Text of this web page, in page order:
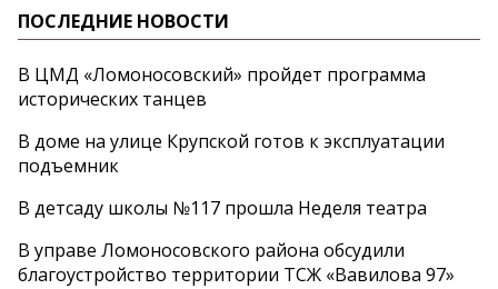
ПОСЛЕДНИЕ НОВОСТИ
В ЦМД «Ломоносовский» пройдет программа
исторических танцев
В доме на улице Крупской готов к эксплуатации
подъемник
В детсаду школы №117 прошла Неделя театра
В управе Ломоносовского района обсудили
благоустройство территории ТСЖ «Вавилова 97»